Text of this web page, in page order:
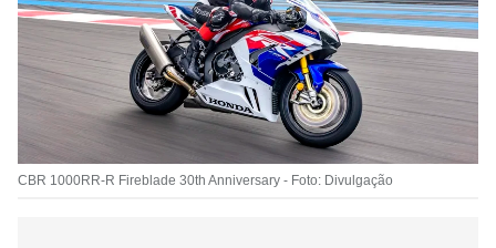
CBR 1000RR-R Fireblade 30th Anniversary - Foto: Divulgação